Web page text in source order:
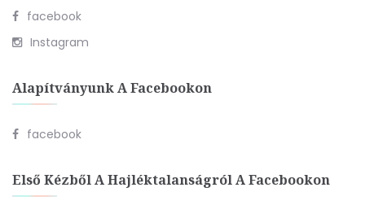
facebook
Instagram
Alapítványunk A Facebookon
facebook
Első Kézből A Hajléktalanságról A Facebookon